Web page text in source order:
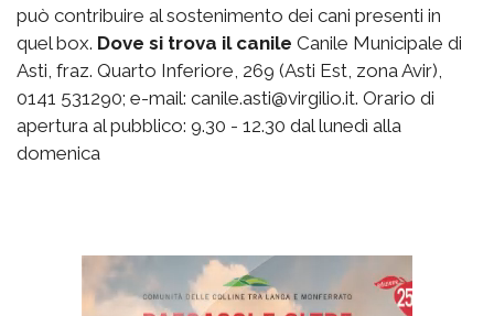
può contribuire al sostenimento dei cani presenti in
quel box. Dove si trova il canile Canile Municipale di
Asti, fraz. Quarto Inferiore, 269 (Asti Est, zona Avir),
0141 531290; e-mail: canile.asti@virgilio.it. Orario di
apertura al pubblico: 9.30 - 12.30 dal lunedì alla
domenica